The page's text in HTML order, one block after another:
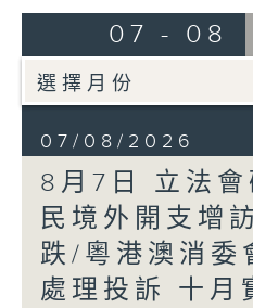
07 - 08
07/08/2026
8月7日 立法會
民境外開支增
跌/粵港澳消委
處理投訴 十月